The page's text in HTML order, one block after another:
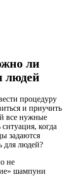
ли
людей
процедуру
и приучить
все нужные
когда
задаются
для людей?
не
шампуни